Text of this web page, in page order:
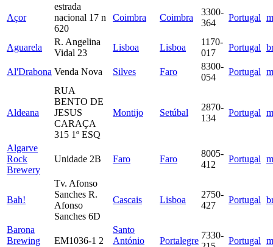
Açor
estrada
nacional 17 n
620
Coimbra Coimbra
3300-
364
Portugal
Aguarela
R. Angelina
Vidal 23
Lisboa Lisboa
1170-
017
Portugal
Al'Drabona Venda Nova Silves Faro
8300-
054
Portugal
Aldeana
RUA
BENTO DE
JESUS
CARAÇA
315 1º ESQ
Montijo Setúbal
2870-
134
Portugal
Algarve
Rock
Brewery
Unidade 2B Faro Faro
8005-
412
Portugal
Bah!
Tv. Afonso
Sanches R.
Afonso
Sanches 6D
Cascais Lisboa
2750-
427
Portugal
Barona
Brewing
EM1036-1 2
Santo
António
Portalegre
7330-
Portugal